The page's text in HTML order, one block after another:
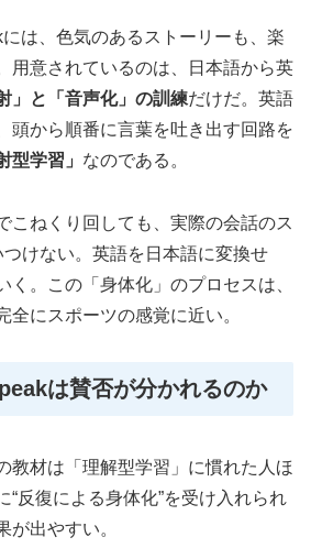
は、色気のあるストーリーも、楽
用意されているのは、日本語から英
」と「音声化」の訓練だけだ。英語
頭から順番に言葉を吐き出す回路を
型学習」 なのである。
こねくり回しても、実際の会話のス
けない。英語を日本語に変換せ
く。この「身体化」のプロセスは、
全にスポーツの感覚に近い。
は賛否が分かれるのか
教材は「理解型学習」に慣れた人ほ
“反復による身体化”を受け入れられ
が出やすい。